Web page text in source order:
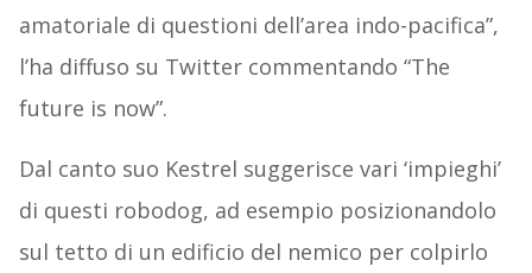
amatoriale di questioni dell’area indo-pacifica”,
l’ha diffuso su Twitter commentando “The
future is now”.
Dal canto suo Kestrel suggerisce vari ‘impieghi’
di questi robodog, ad esempio posizionandolo
sul tetto di un edificio del nemico per colpirlo